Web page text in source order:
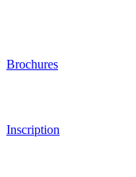
Brochures
Inscription